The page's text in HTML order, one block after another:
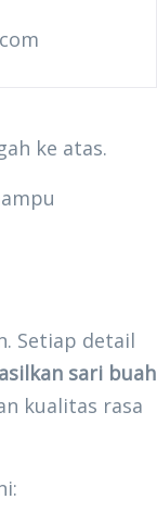
ke atas.
Setiap detail
sari buah
kualitas rasa